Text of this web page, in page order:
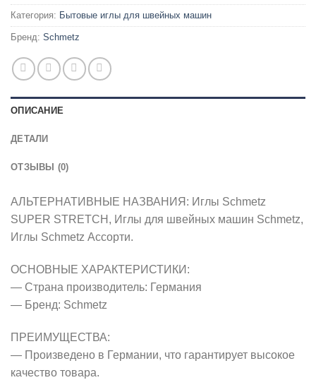
Категория: Бытовые иглы для швейных машин
Бренд: Schmetz
ОПИСАНИЕ
ДЕТАЛИ
ОТЗЫВЫ (0)
АЛЬТЕРНАТИВНЫЕ НАЗВАНИЯ: Иглы Schmetz
SUPER STRETCH, Иглы для швейных машин Schmetz,
Иглы Schmetz Ассорти.
ОСНОВНЫЕ ХАРАКТЕРИСТИКИ:
— Страна производитель: Германия
— Бренд: Schmetz
ПРЕИМУЩЕСТВА:
— Произведено в Германии, что гарантирует высокое
качество товара.